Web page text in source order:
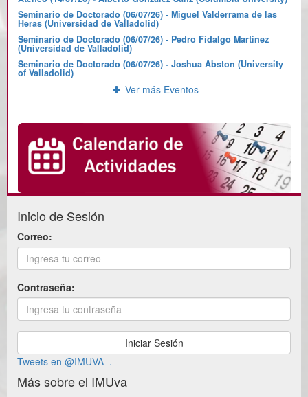
Seminario de Doctorado (06/07/26) - Miguel Valderrama de las
Heras (Universidad de Valladolid)
Seminario de Doctorado (06/07/26) - Pedro Fidalgo Martínez
(Universidad de Valladolid)
Seminario de Doctorado (06/07/26) - Joshua Abston (University
of Valladolid)
Ver más Eventos
Inicio de Sesión
Correo:
Contraseña:
Tweets en @IMUVA_.
Más sobre el IMUva